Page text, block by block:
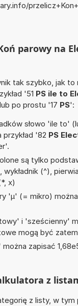
parowy na
tak szybko, jak
'51 PS ile to
po prostu '17 PS':
słowo 'ile to'
'82 PS
są tylko
wykładnik (^),
x)
'µ' (= mikro)
i 'sześcienny'
mogą być
można zapisać
z
z listy, w tym